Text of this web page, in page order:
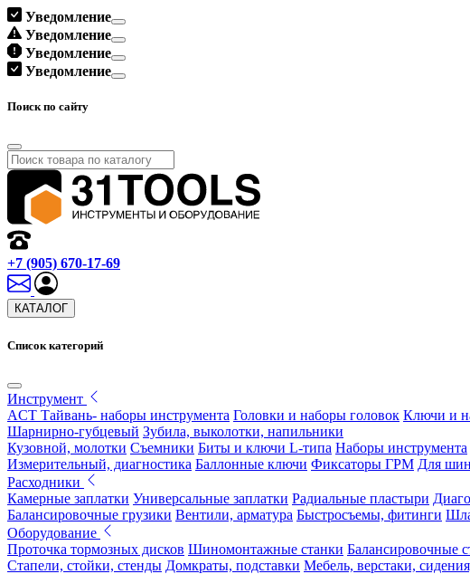
Уведомление
Уведомление
Уведомление
Уведомление
Поиск по сайту
+7 (905) 670-17-69
КАТАЛОГ
Список категорий
Инструмент
ACT Тайвань- наборы инструмента Головки и наборы головок Ключи и
Шарнирно-губцевый Зубила, выколотки, напильники
Кузовной, молотки Съемники Биты и ключи L-типа Наборы инструмента
Измерительный, диагностика Баллонные ключи Фиксаторы ГРМ Для
Расходники
Камерные заплатки Универсальные заплатки Радиальные пластыри
Балансировочные грузики Вентили, арматура Быстросъемы, фитинги
Оборудование
Проточка тормозных дисков Шиномонтажные станки Балансировочные
Стапели, стойки, стенды Домкраты, подставки Мебель, верстаки,